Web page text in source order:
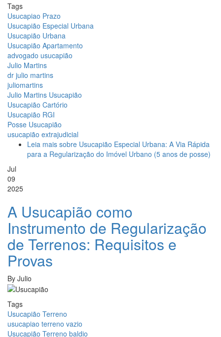
Tags
Usucapiao Prazo
Usucapião Especial Urbana
Usucapião Urbana
Usucapião Apartamento
advogado usucapião
Julio Martins
dr julio martins
juliomartins
Julio Martins Usucapião
Usucapião Cartório
Usucapião RGI
Posse Usucapião
usucapião extrajudicial
Leia mais sobre Usucapião Especial Urbana: A Via Rápida
para a Regularização do Imóvel Urbano (5 anos de posse)
Jul
09
2025
A Usucapião como
Instrumento de Regularização
de Terrenos: Requisitos e
Provas
By Julio
Tags
Usucapião Terreno
usucapiao terreno vazio
Usucapião Terreno baldio